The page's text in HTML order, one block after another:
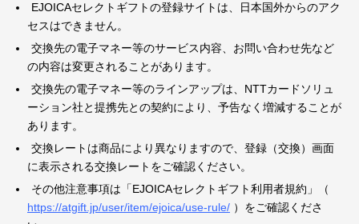
EJOICAセレクトギフトの登録サイトは、日本国外からのアク
セスはできません。
交換先の電子マネー等のサービス内容、お問い合わせ先など
の内容は変更されることがあります。
交換先の電子マネー等のラインアップは、NTTカードソリュ
ーション社と提携先との契約により、予告なく増減することが
あります。
交換レートは商品により異なりますので、登録（交換）画面
に表示される交換レートをご確認ください。
その他注意事項は「EJOICAセレクトギフト利用者規約」（
https://atgift.jp/user/item/ejoica/use-rule/ ）をご確認くださ